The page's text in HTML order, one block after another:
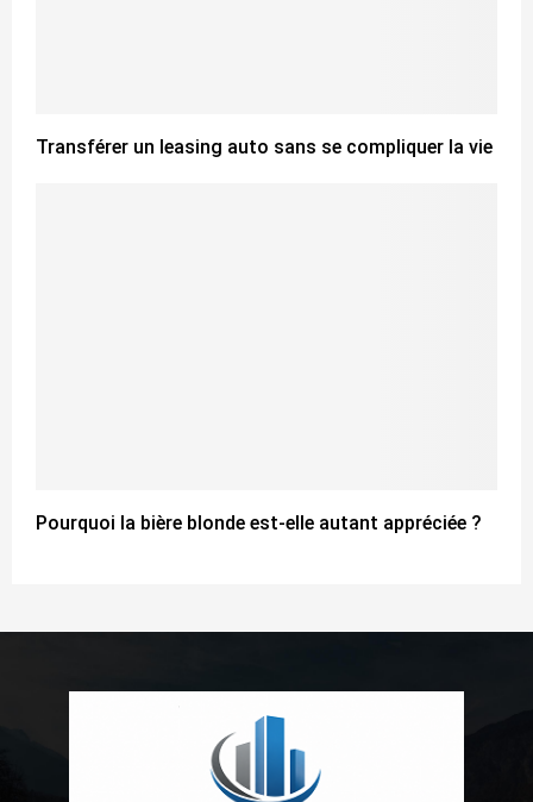
Transférer un leasing auto sans se compliquer la vie
Pourquoi la bière blonde est-elle autant appréciée ?